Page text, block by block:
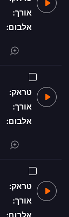
אורך:
אלבום:
טראק:
אורך:
אלבום:
טראק:
אורך:
אלבום: